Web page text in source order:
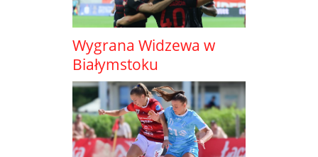
Wygrana Widzewa w
Białymstoku